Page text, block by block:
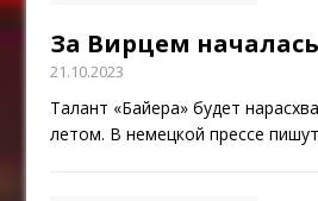
За Вирцем
21.10.2023
Талант «Байера» будет
летом. В немецкой прессе